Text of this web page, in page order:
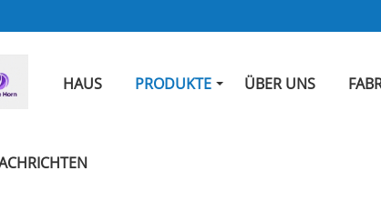
HAUS PRODUKTE ÜBER UNS